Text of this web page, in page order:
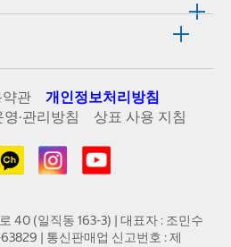
관
개인정보처리방침
·관리방침
상표 사용 지침
40 (일직동 163-3) | 대표자 : 조민수
| 통신판매업 신고번호 : 제